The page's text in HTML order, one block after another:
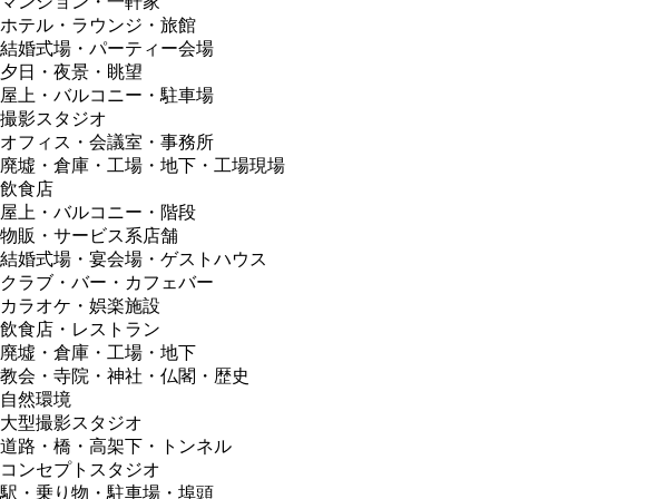
ホテル・ラウンジ・旅館
結婚式場・パーティー会場
夕日・夜景・眺望
屋上・バルコニー・駐車場
撮影スタジオ
オフィス・会議室・事務所
廃墟・倉庫・工場・地下・工場現場
飲食店
屋上・バルコニー・階段
物販・サービス系店舗
結婚式場・宴会場・ゲストハウス
クラブ・バー・カフェバー
カラオケ・娯楽施設
飲食店・レストラン
廃墟・倉庫・工場・地下
教会・寺院・神社・仏閣・歴史
自然環境
大型撮影スタジオ
道路・橋・高架下・トンネル
コンセプトスタジオ
駅・乗り物・駐車場・埠頭